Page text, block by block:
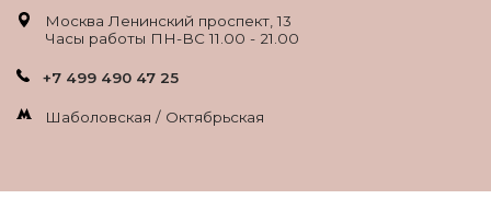
Москва Ленинский проспект, 13
Часы работы ПН-ВС 11.00 - 21.00
+7 499 490 47 25
Шаболовская / Октябрьская